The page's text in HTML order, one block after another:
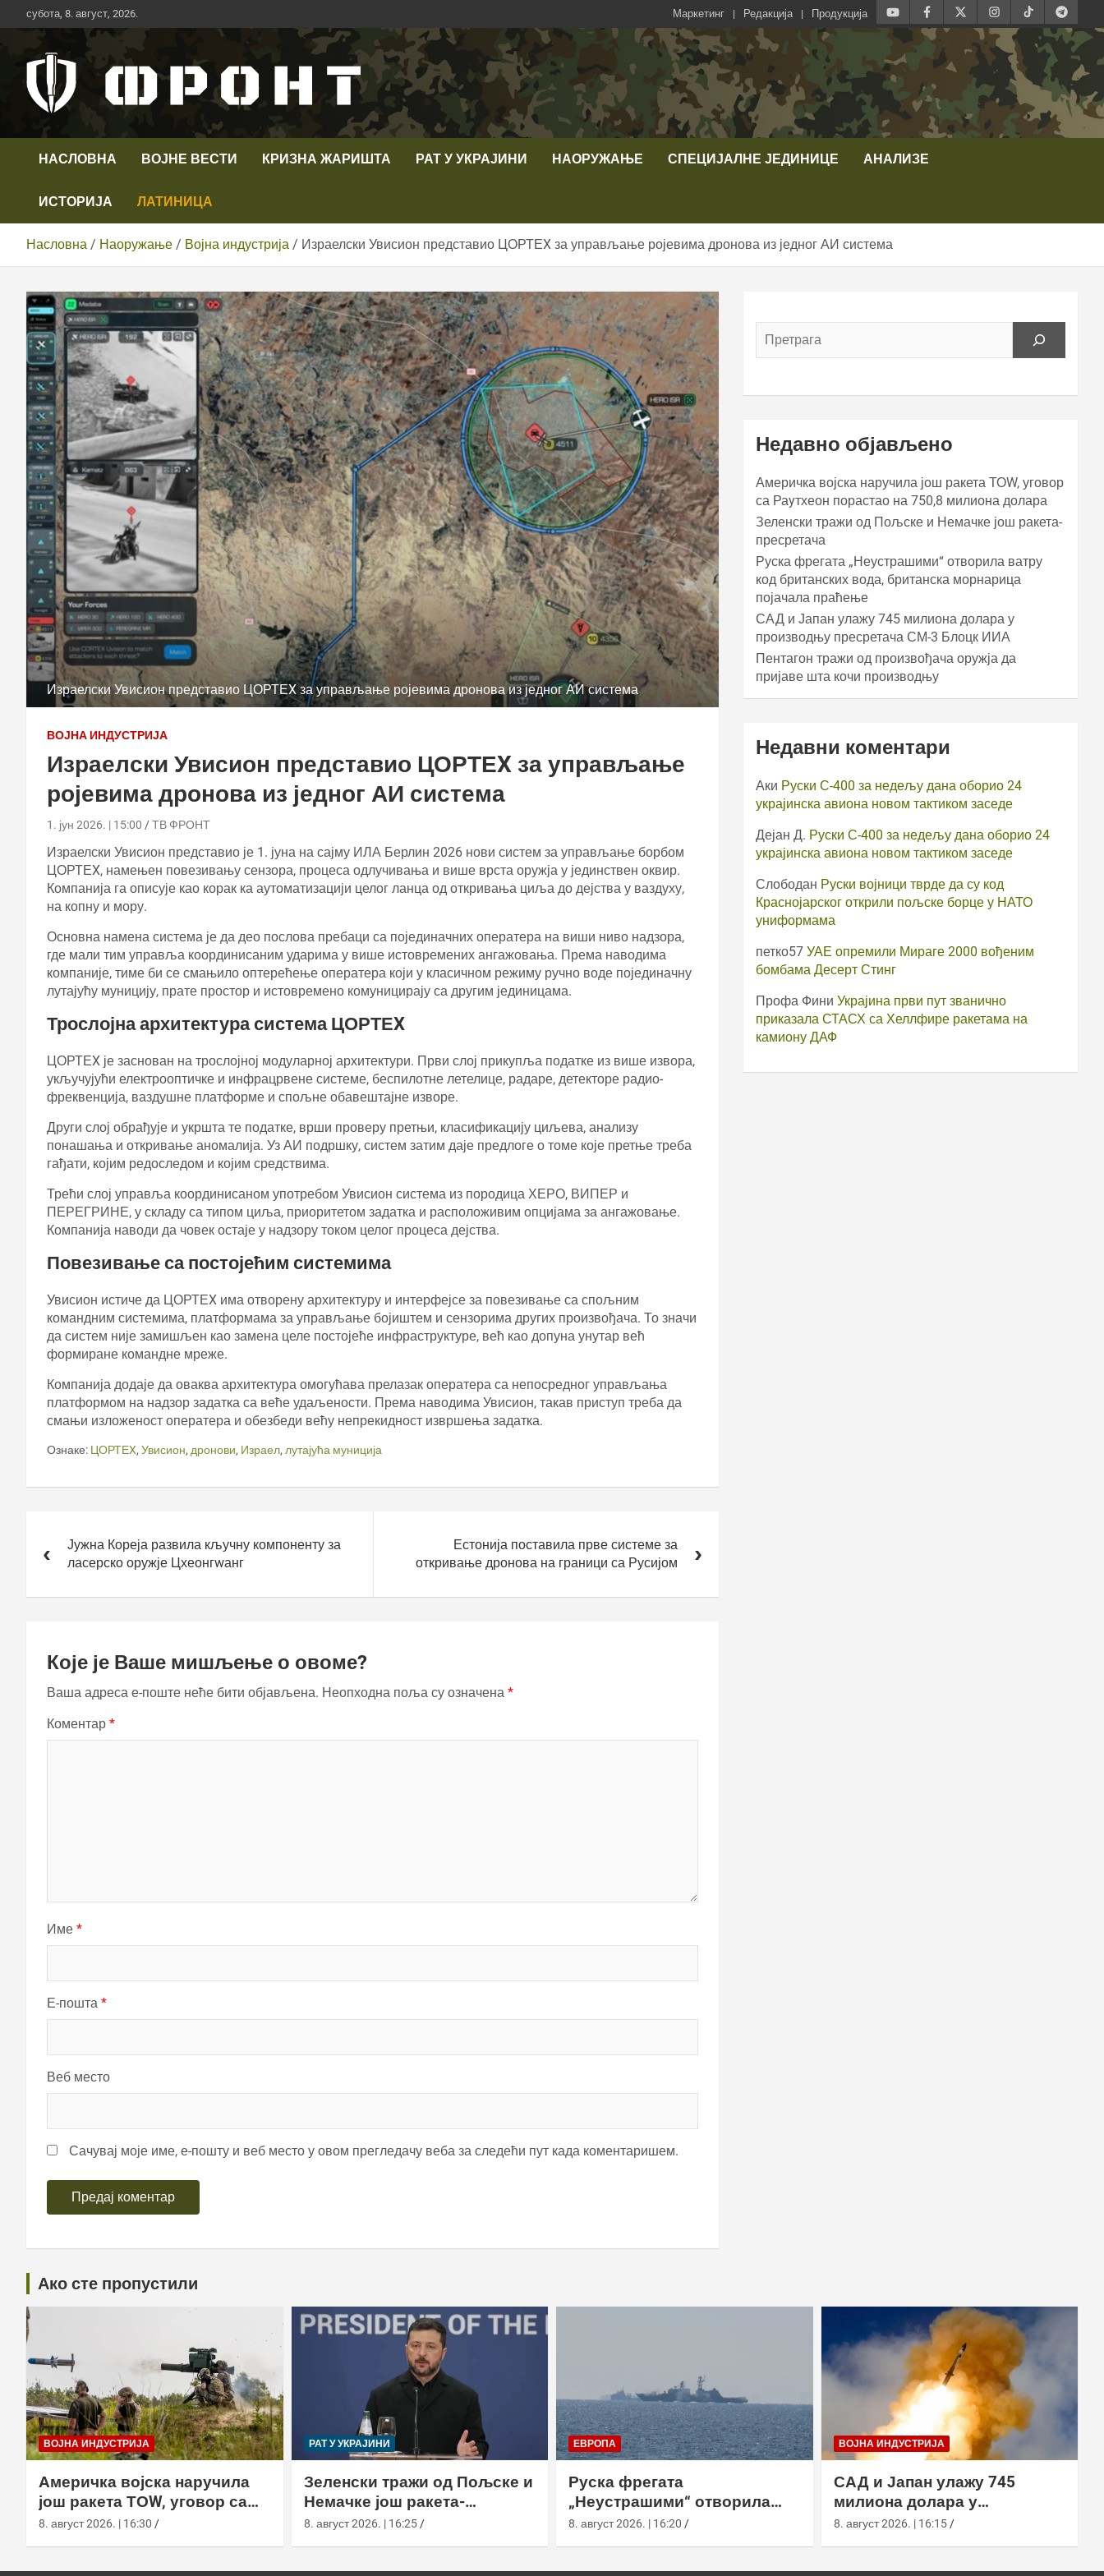
Скип
то
субота, 8. август, 2026. Маркетинг Редакција Продукција
Телевизија ФРОНТ
НАСЛОВНА ВОЈНЕ ВЕСТИ КРИЗНА ЖАРИШТА РАТ У УКРАЈИНИ НАОРУЖАЊЕ СПЕЦИЈАЛНЕ ЈЕДИНИЦЕ АНАЛИЗЕ
ИСТОРИЈА ЛАТИНИЦА
Насловна Наоружање Војна индустрија Израелски Увисион представио ЦОРТЕX за управљање ројевима дронова из једног АИ система
Израелски Увисион представио ЦОРТЕX за управљање ројевима дронова из једног АИ система
ВОЈНА ИНДУСТРИЈА
Израелски Увисион представио ЦОРТЕX за управљање
ројевима дронова из једног АИ система
1. јун 2026. | 15:00 ТВ ФРОНТ
Израелски Увисион представио је 1. јуна на сајму ИЛА Берлин 2026 нови систем за управљање борбом
ЦОРТЕX, намењен повезивању сензора, процеса одлучивања и више врста оружја у јединствен оквир.
Компанија га описује као корак ка аутоматизацији целог ланца од откривања циља до дејства у ваздуху,
на копну и мору.
Основна намена система је да део послова пребаци са појединачних оператера на виши ниво надзора,
где мали тим управља координисаним ударима у више истовремених ангажовања. Према наводима
компаније, тиме би се смањило оптерећење оператера који у класичном режиму ручно воде појединачну
лутајућу муницију, прате простор и истовремено комуницирају са другим јединицама.
Трослојна архитектура система ЦОРТЕX
ЦОРТЕX је заснован на трослојној модуларној архитектури. Први слој прикупља податке из више извора,
укључујући електрооптичке и инфрацрвене системе, беспилотне летелице, радаре, детекторе радио-
фреквенција, ваздушне платформе и спољне обавештајне изворе.
Други слој обрађује и укршта те податке, врши проверу претњи, класификацију циљева, анализу
понашања и откривање аномалија. Уз АИ подршку, систем затим даје предлоге о томе које претње треба
гађати, којим редоследом и којим средствима.
Трећи слој управља координисаном употребом Увисион система из породица ХЕРО, ВИПЕР и
ПЕРЕГРИНЕ, у складу са типом циља, приоритетом задатка и расположивим опцијама за ангажовање.
Компанија наводи да човек остаје у надзору током целог процеса дејства.
Повезивање са постојећим системима
Увисион истиче да ЦОРТЕX има отворену архитектуру и интерфејсе за повезивање са спољним
командним системима, платформама за управљање бојиштем и сензорима других произвођача. То значи
да систем није замишљен као замена целе постојеће инфраструктуре, већ као допуна унутар већ
формиране командне мреже.
Компанија додаје да оваква архитектура омогућава прелазак оператера са непосредног управљања
платформом на надзор задатка са веће удаљености. Према наводима Увисион, такав приступ треба да
смањи изложеност оператера и обезбеди већу непрекидност извршења задатка.
Ознаке: ЦОРТЕX, Увисион, дронови, Израел, лутајућа муниција
чланкаЈужна Кореја развила кључну компоненту за
ласерско оружје Цхеонгwанг
Естонија поставила прве системе за
откривање дронова на граници са Русијом
Које је Ваше мишљење о овоме?
Ваша адреса е-поште неће бити објављена. Неопходна поља су означена *
Коментар *
Име *
Е-пошта *
Веб место
Сачувај моје име, е-пошту и веб место у овом прегледачу веба за следећи пут када коментаришем.
Недавно објављено
Америчка војска наручила још ракета ТОW, уговор
са Раyтхеон порастао на 750,8 милиона долара
Зеленски тражи од Пољске и Немачке још ракета-
пресретача
Руска фрегата „Неустрашими“ отворила ватру
код британских вода, британска морнарица
појачала праћење
САД и Јапан улажу 745 милиона долара у
производњу пресретача СМ-3 Блоцк ИИА
Пентагон тражи од произвођача оружја да
пријаве шта кочи производњу
Недавни коментари
Аки Руски С-400 за недељу дана оборио 24
украјинска авиона новом тактиком заседе
Дејан Д. Руски С-400 за недељу дана оборио 24
украјинска авиона новом тактиком заседе
Слободан Руски војници тврде да су код
Краснојарског открили пољске борце у НАТО
униформама
петко57 УАЕ опремили Мираге 2000 вођеним
бомбама Десерт Стинг
Профа Фини Украјина први пут званично
приказала СТАСХ са Хеллфире ракетама на
камиону ДАФ
Ако сте пропустили
ВОЈНА ИНДУСТРИЈА
Америчка војска наручила
још ракета ТОW, уговор са
Раyтхеон порастао на 750,8
8. август 2026. | 16:30
РАТ У УКРАЈИНИ
Зеленски тражи од Пољске и
Немачке још ракета-
пресретача
8. август 2026. | 16:25
ЕВРОПА
Руска фрегата
„Неустрашими“ отворила
ватру код британских вода,
8. август 2026. | 16:20
ВОЈНА ИНДУСТРИЈА
САД и Јапан улажу 745
милиона долара у
производњу пресретача
8. август 2026. | 16:15